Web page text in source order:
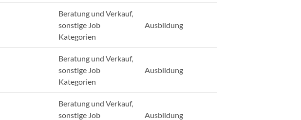
Beratung und Verkauf,
sonstige Job
Kategorien
Ausbildung
Beratung und Verkauf,
sonstige Job
Kategorien
Ausbildung
Beratung und Verkauf,
sonstige Job
Ausbildung